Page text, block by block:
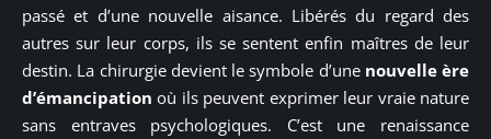
passé et d’une nouvelle aisance. Libérés du regard des
autres sur leur corps, ils se sentent enfin maîtres de leur
destin. La chirurgie devient le symbole d’une nouvelle ère
d’émancipation où ils peuvent exprimer leur vraie nature
sans entraves psychologiques. C’est une renaissance